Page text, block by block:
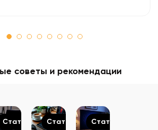
советы и рекомендации
Статьи Статьи Статьи